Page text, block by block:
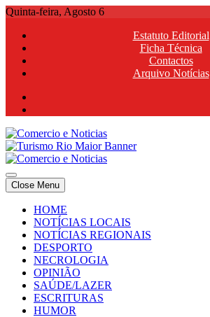
Skip
content
Quinta-feira, Agosto 6
Estatuto Editorial
Ficha Técnica
Contactos
Arquivo Notícias
Comercio e Noticias
Notícias e Publicidade Online
Comercio e Noticias
Notícias e Publicidade Online
Close Menu
HOME
NOTÍCIAS LOCAIS
NOTÍCIAS REGIONAIS
DESPORTO
NECROLOGIA
OPINIÃO
SAÚDE/LAZER
ESCRITURAS
HUMOR